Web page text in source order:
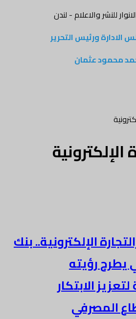
للنشر والاعلام - لندن
الادارة ورئيس التحرير
محمود عثمان
الإلكترونية
الإلكترونية.. بنك
يطرح رؤيته
الابتكار
المصرفي